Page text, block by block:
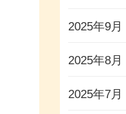
2025年9月
2025年8月
2025年7月